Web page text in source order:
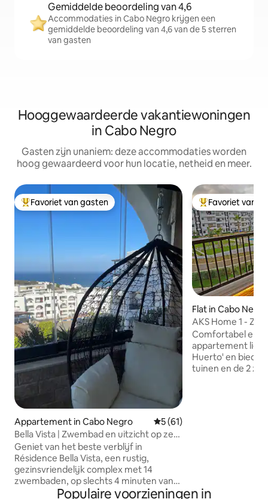
Gemiddelde beoordeling van 4,6
Accommodaties in Cabo Negro krijgen een
gemiddelde beoordeling van 4,6 van de 5 sterren
van gasten
Hooggewaardeerde vakantiewoningen
in Cabo Negro
Gasten zijn unaniem: deze accommodaties worden
hoog gewaardeerd voor hun locatie, netheid en meer.
Topfavoriet van gasten
Favoriet van gasten
Appartement in Cabo Negro Gemiddelde beoordeling
5 (61)
Bella Vista | Zwembad en uitzicht op zee,
100 Mb wifi Netflix
Geniet van het beste verblijf in
Résidence Bella Vista, een rustig,
gezinsvriendelijk complex met 14
zwembaden, op slechts 4 minuten van
het strand. ✨ Waarom wij de beste zijn:
Topfavoriet van
Favoriet van
Flat in Cabo Negro
AKS Home 1 -
voor
Comfortabel en
appartement ligt
Huerto' en biedt
tuinen en de 2
Populaire voorzieningen in